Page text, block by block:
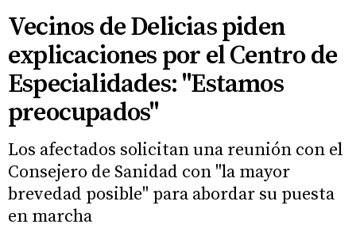
Vecinos de Delicias piden
explicaciones por el Centro de
Especialidades: "Estamos
preocupados"
Los afectados solicitan una reunión con el
Consejero de Sanidad con "la mayor
brevedad posible" para abordar su puesta
en marcha